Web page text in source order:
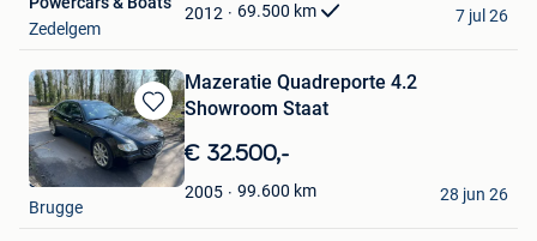
Favorieten
2012 69.500 km
Zedelgem
7 jul 26
Bewaren
in
Mijn
Favorieten
Mazeratie Quadreporte 4.2
Showroom Staat
€ 32.500,-
2005 99.600 km
sam
Brugge
28 jun 26